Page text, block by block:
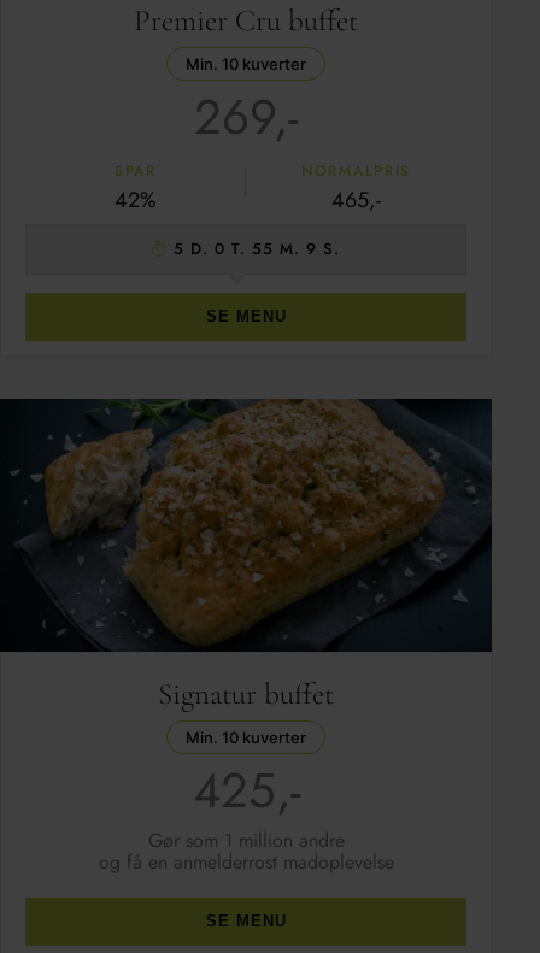
Premier Cru buffet
Min. 10 kuverter
269,-
SPAR
42%
NORMALPRIS
465,-
5 D. 0 T. 55 M. 8 S.
SE MENU
Signatur buffet
Min. 10 kuverter
425,-
Gør som 1 million andre
og få en anmelderrost madoplevelse
SE MENU